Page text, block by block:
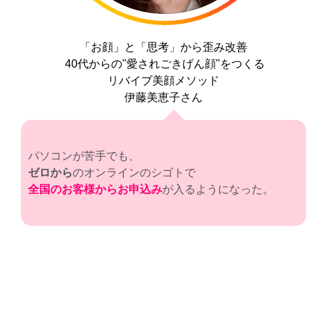
「お顔」と「思考」から歪み改善
40代からの"愛されごきげん顔"をつくる
リバイブ美顔メソッド
伊藤美恵子さん
パソコンが苦手でも、
ゼロからのオンラインのシゴトで
全国のお客様からお申込みが入るようになった。